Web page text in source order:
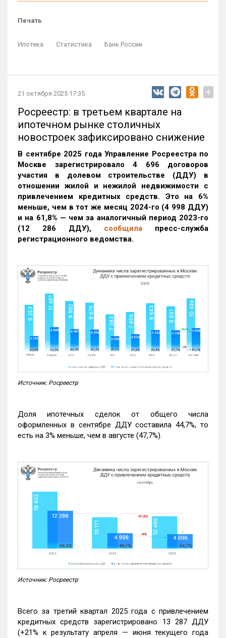
Печать
Ипотека Статистика Банк России
21 октября 2025 17:35 +
Росреестр: в третьем квартале на
ипотечном рынке столичных
новостроек зафиксировано снижение
В сентябре 2025 года Управление Росреестра по
Москве зарегистрировало 4 696 договоров
участия в долевом строительстве (ДДУ) в
отношении жилой и нежилой недвижимости с
привлечением кредитных средств. Это на 6%
меньше, чем в тот же месяц 2024-го (4 998 ДДУ)
и на 61,8% — чем за аналогичный период 2023-го
(12 286 ДДУ), сообщила пресс-служба
регистрационного ведомства.
Источник: Росреестр
Доля ипотечных сделок от общего числа
оформленных в сентябре ДДУ составила 44,7%, то
есть на 3% меньше, чем в августе (47,7%).
Источник: Росреестр
Всего за третий квартал 2025 года с привлечением
кредитных средств зарегистрировано 13 287 ДДУ
(+21% к результату апреля — июня текущего года